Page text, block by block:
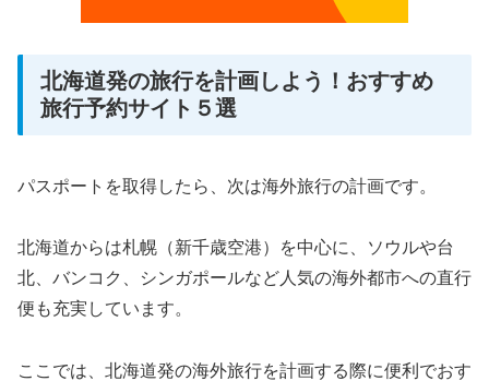
北海道発の旅行を計画しよう！おすすめ
旅行予約サイト５選
パスポートを取得したら、次は海外旅行の計画です。
北海道からは札幌（新千歳空港）を中心に、ソウルや台
北、バンコク、シンガポールなど人気の海外都市への直行
便も充実しています。
ここでは、北海道発の海外旅行を計画する際に便利でおす